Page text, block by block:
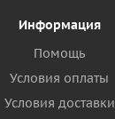
Информация
Помощь
Условия оплаты
Условия доставки